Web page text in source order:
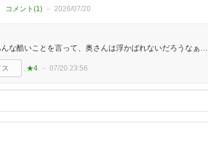
コメント(1) 2026/07/20
な酷いことを言って、奥さんは浮かばれないだろうなぁ…
ス ★4 07/20 23:56